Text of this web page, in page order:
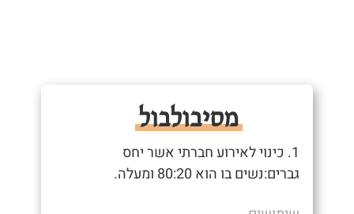
מסיבולבול
1. כינוי לאירוע חברתי אשר יחס
גברים:נשים בו הוא 80:20 ומעלה.